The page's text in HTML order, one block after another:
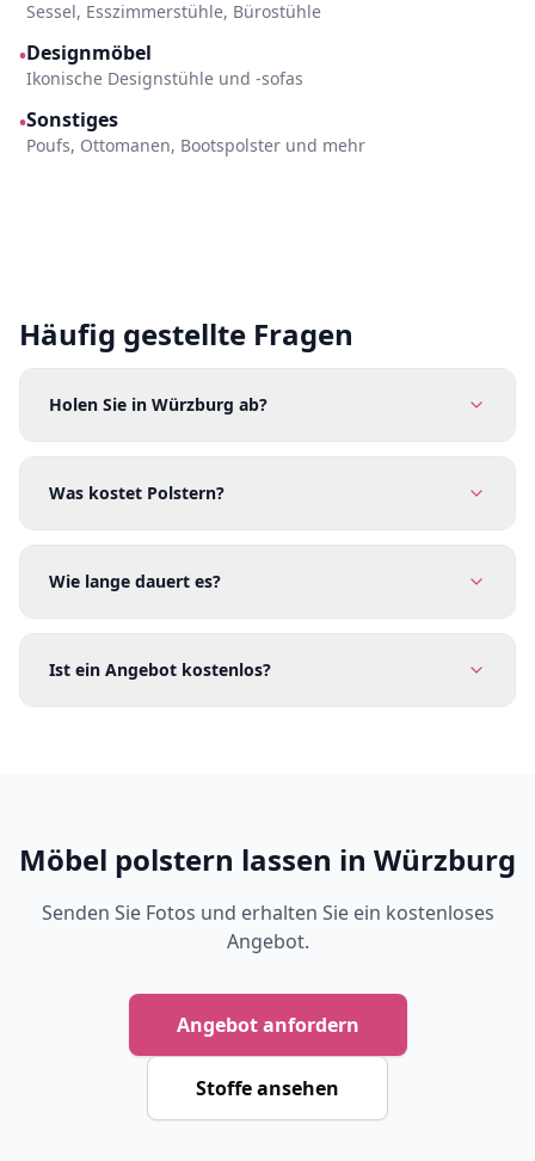
Sessel, Esszimmerstühle, Bürostühle
•Designmöbel
Ikonische Designstühle und -sofas
•Sonstiges
Poufs, Ottomanen, Bootspolster und mehr
Häufig gestellte Fragen
Holen Sie in Würzburg ab?
Was kostet Polstern?
Wie lange dauert es?
Ist ein Angebot kostenlos?
Möbel polstern lassen in Würzburg
Senden Sie Fotos und erhalten Sie ein kostenloses
Angebot.
Angebot anfordern
Stoffe ansehen